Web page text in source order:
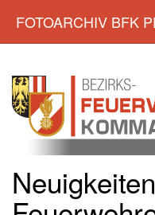
FOTOARCHIV BFK